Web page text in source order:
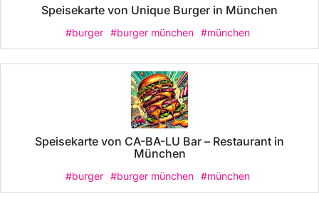
Speisekarte von Unique Burger in München
#burger #burger münchen #münchen
Speisekarte von CA-BA-LU Bar – Restaurant in
München
#burger #burger münchen #münchen